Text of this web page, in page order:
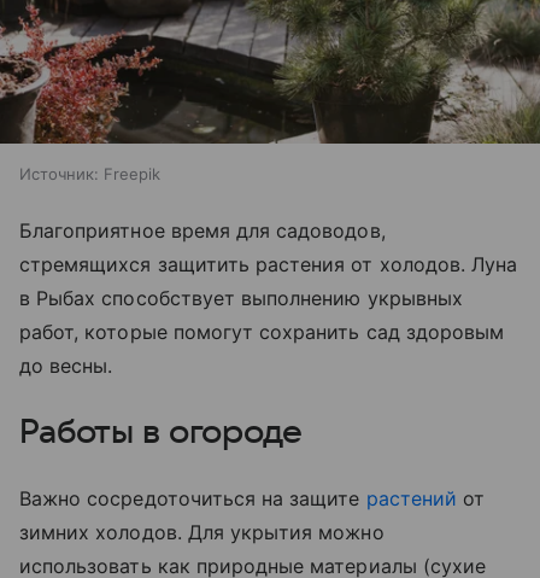
Источник: Freepik
Благоприятное время для садоводов,
стремящихся защитить растения от холодов. Луна
в Рыбах способствует выполнению укрывных
работ, которые помогут сохранить сад здоровым
до весны.
Работы в огороде
Важно сосредоточиться на защите растений от
зимних холодов. Для укрытия можно
использовать как природные материалы (сухие